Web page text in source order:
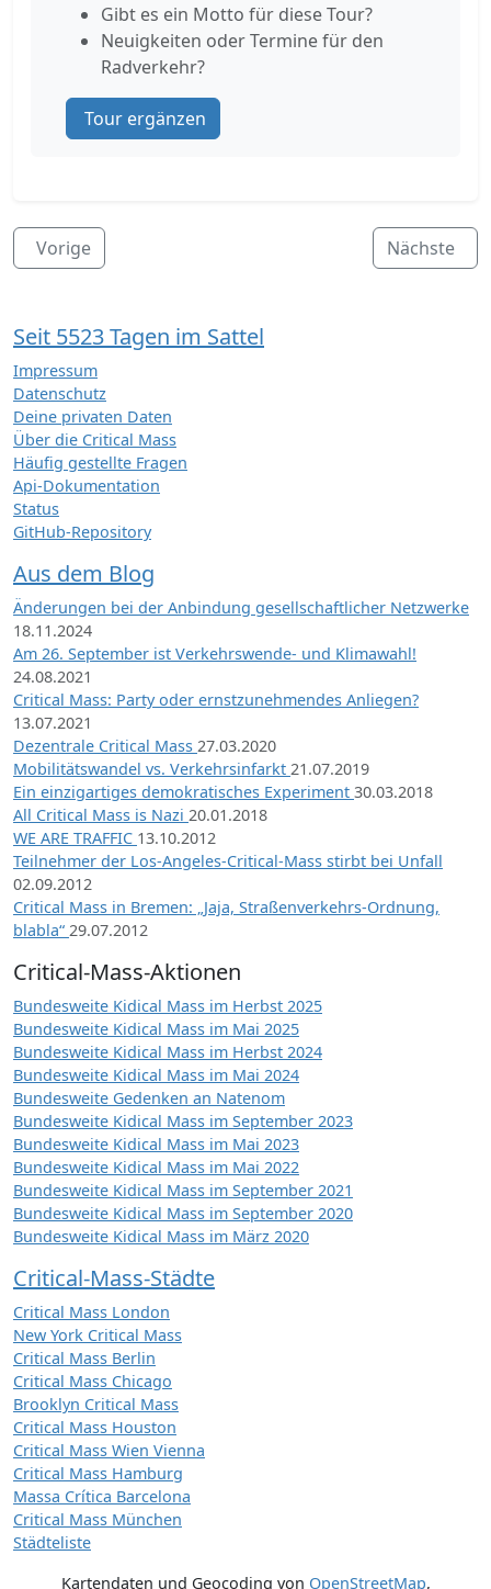
Gibt es ein Motto für diese Tour?
Neuigkeiten oder Termine für den
Radverkehr?
Tour ergänzen
Vorige Nächste
Seit 5523 Tagen im Sattel
Impressum
Datenschutz
Deine privaten Daten
Über die Critical Mass
Häufig gestellte Fragen
Api-Dokumentation
Status
GitHub-Repository
Aus dem Blog
Änderungen bei der Anbindung gesellschaftlicher Netzwerke
18.11.2024
Am 26. September ist Verkehrswende- und Klimawahl!
24.08.2021
Critical Mass: Party oder ernstzunehmendes Anliegen?
13.07.2021
Dezentrale Critical Mass 27.03.2020
Mobilitätswandel vs. Verkehrsinfarkt 21.07.2019
Ein einzigartiges demokratisches Experiment 30.03.2018
All Critical Mass is Nazi 20.01.2018
WE ARE TRAFFIC 13.10.2012
Teilnehmer der Los-Angeles-Critical-Mass stirbt bei Unfall
02.09.2012
Critical Mass in Bremen: „Jaja, Straßenverkehrs-Ordnung,
blabla“ 29.07.2012
Critical-Mass-Aktionen
Bundesweite Kidical Mass im Herbst 2025
Bundesweite Kidical Mass im Mai 2025
Bundesweite Kidical Mass im Herbst 2024
Bundesweite Kidical Mass im Mai 2024
Bundesweite Gedenken an Natenom
Bundesweite Kidical Mass im September 2023
Bundesweite Kidical Mass im Mai 2023
Bundesweite Kidical Mass im Mai 2022
Bundesweite Kidical Mass im September 2021
Bundesweite Kidical Mass im September 2020
Bundesweite Kidical Mass im März 2020
Critical-Mass-Städte
Critical Mass London
New York Critical Mass
Critical Mass Berlin
Critical Mass Chicago
Brooklyn Critical Mass
Critical Mass Houston
Critical Mass Wien Vienna
Critical Mass Hamburg
Massa Crítica Barcelona
Critical Mass München
Städteliste
Kartendaten und Geocoding von OpenStreetMap,